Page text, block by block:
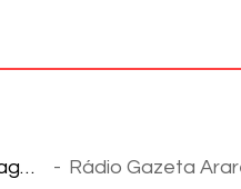
Reportagem Rádio Gazeta